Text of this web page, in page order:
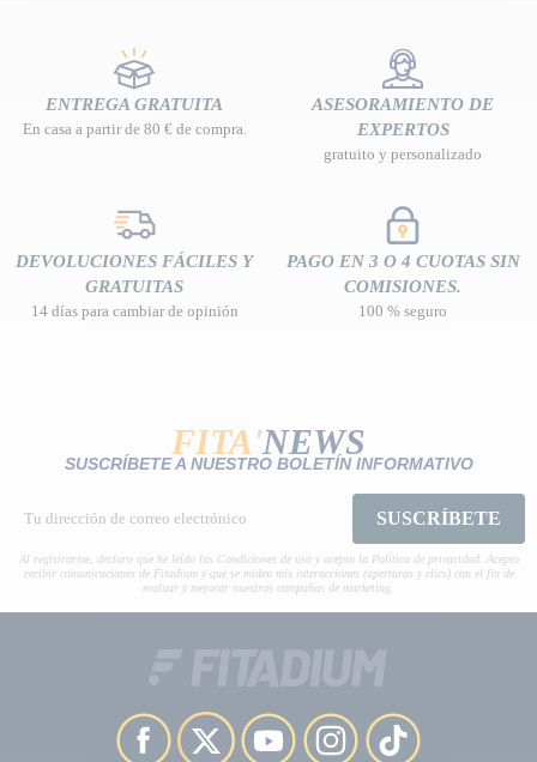
ENTREGA GRATUITA
En casa a partir de 80 € de compra.
ASESORAMIENTO DE
EXPERTOS
gratuito y personalizado
DEVOLUCIONES FÁCILES Y
GRATUITAS
14 días para cambiar de opinión
PAGO EN 3 O 4 CUOTAS SIN
COMISIONES.
100 % seguro
FITA'NEWS
SUSCRÍBETE A NUESTRO BOLETÍN INFORMATIVO
SUSCRÍBETE
Al registrarme, declaro que he leído las Condiciones de uso y acepto la Política de privacidad. Acepto
recibir comunicaciones de Fitadium y que se miden mis interacciones (aperturas y clics) con el fin de
evaluar y mejorar nuestras campañas de marketing.